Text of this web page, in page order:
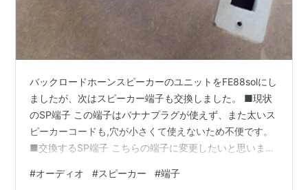
バックロードホーンスピーカーのユニットをFE88solにし
ましたが、次はスピーカー端子も交換しました。 ■現状
のSP端子 この端子はバナナプラグが使えず、また太いス
ピーカーコードも,穴が小さくて使えないため不便です。
■交換するSP端子 こちらの端子に変更したいと思いま
外します。 ケーブルはハンダづけされていましたが、今
#オーディオ #スピーカー #端子